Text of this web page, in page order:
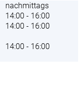
nachmittags
14:00 - 16:00
14:00 - 16:00
14:00 - 16:00